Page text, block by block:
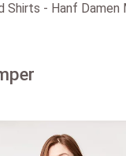
Shirts - Hanf Damen